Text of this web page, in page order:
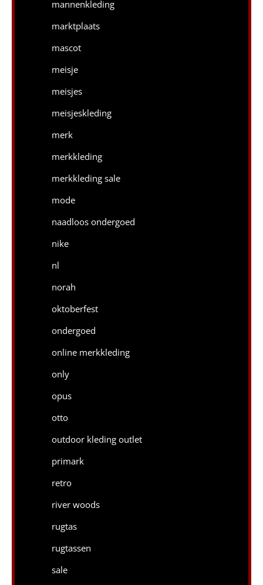
mannenkleding
marktplaats
mascot
meisje
meisjes
meisjeskleding
merk
merkkleding
merkkleding sale
mode
naadloos ondergoed
nike
nl
norah
oktoberfest
ondergoed
online merkkleding
only
opus
otto
outdoor kleding outlet
primark
retro
river woods
rugtas
rugtassen
sale